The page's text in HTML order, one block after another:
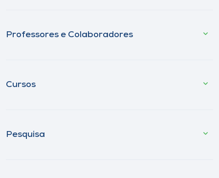
Professores e Colaboradores
Cursos
Pesquisa